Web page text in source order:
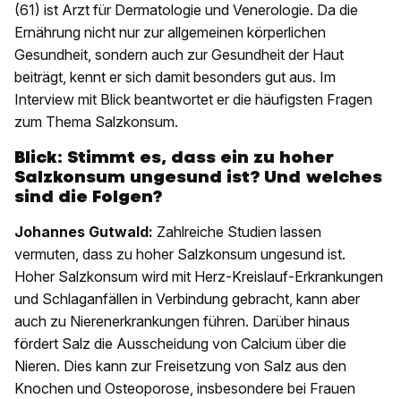
(61) ist Arzt für Dermatologie und Venerologie. Da die
Ernährung nicht nur zur allgemeinen körperlichen
Gesundheit, sondern auch zur Gesundheit der Haut
beiträgt, kennt er sich damit besonders gut aus. Im
Interview mit Blick beantwortet er die häufigsten Fragen
zum Thema Salzkonsum.
Blick: Stimmt es, dass ein zu hoher
Salzkonsum ungesund ist? Und welches
sind die Folgen?
Johannes Gutwald: Zahlreiche Studien lassen
vermuten, dass zu hoher Salzkonsum ungesund ist.
Hoher Salzkonsum wird mit Herz-Kreislauf-Erkrankungen
und Schlaganfällen in Verbindung gebracht, kann aber
auch zu Nierenerkrankungen führen. Darüber hinaus
fördert Salz die Ausscheidung von Calcium über die
Nieren. Dies kann zur Freisetzung von Salz aus den
Knochen und Osteoporose, insbesondere bei Frauen